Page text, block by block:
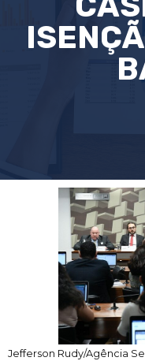
Jefferson Rudy/Agência